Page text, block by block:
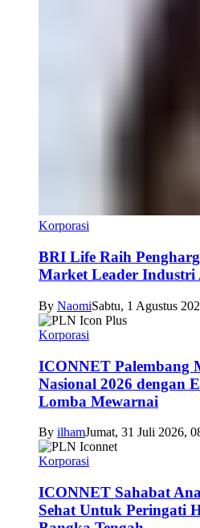
Korporasi
BRI Life Raih
Market Leader Industri
By NaomiSabtu, 1 Agustus
Korporasi
ICONNET Palembang
Nasional 2026 dengan
Lomba Mewarnai
By ilhamJumat, 31 Juli 2026,
Korporasi
ICONNET Sahabat
Sehat Untuk Peringati